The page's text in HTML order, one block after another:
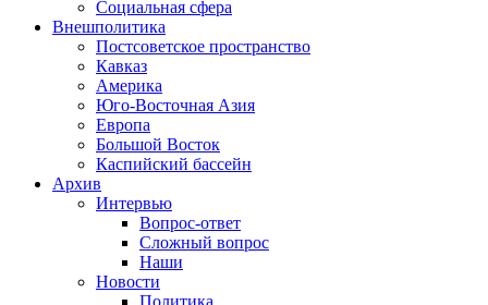
Социальная сфера
Внешполитика
Постсоветское пространство
Кавказ
Америка
Юго-Восточная Азия
Европа
Большой Восток
Каспийский бассейн
Архив
Интервью
Вопрос-ответ
Сложный вопрос
Наши
Новости
Политика